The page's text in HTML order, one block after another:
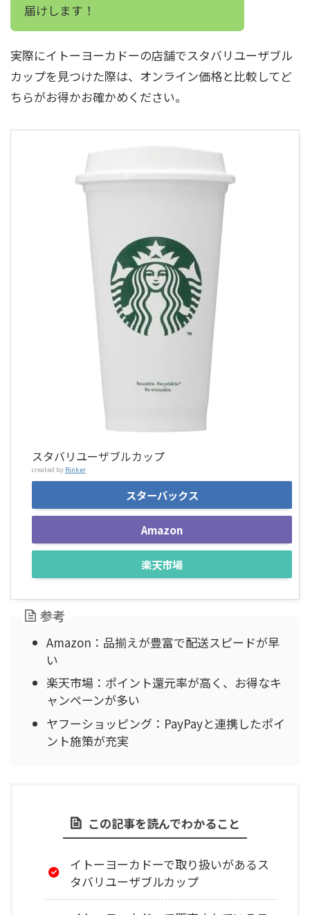
届けします！
実際にイトーヨーカドーの店舗でスタバリユーザブル
カップを見つけた際は、オンライン価格と比較してど
ちらがお得かお確かめください。
スタバリユーザブルカップ
created by Rinker
スターバックス
Amazon
楽天市場
参考
Amazon：品揃えが豊富で配送スピードが早
い
楽天市場：ポイント還元率が高く、お得なキ
ャンペーンが多い
ヤフーショッピング：PayPayと連携したポイ
ント施策が充実
この記事を読んでわかること
イトーヨーカドーで取り扱いがあるス
タバリユーザブルカップ